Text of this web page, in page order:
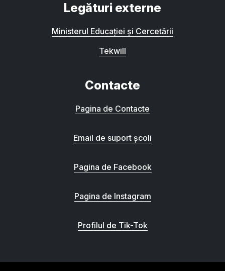
Legături externe
Ministerul Educației și Cercetării
Tekwill
Contacte
Pagina de Contacte
Email de suport școli
Pagina de Facebook
Pagina de Instagram
Profilul de Tik-Tok